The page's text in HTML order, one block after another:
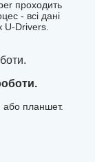
проходить
- всі дані
U-Drivers.
або планшет.